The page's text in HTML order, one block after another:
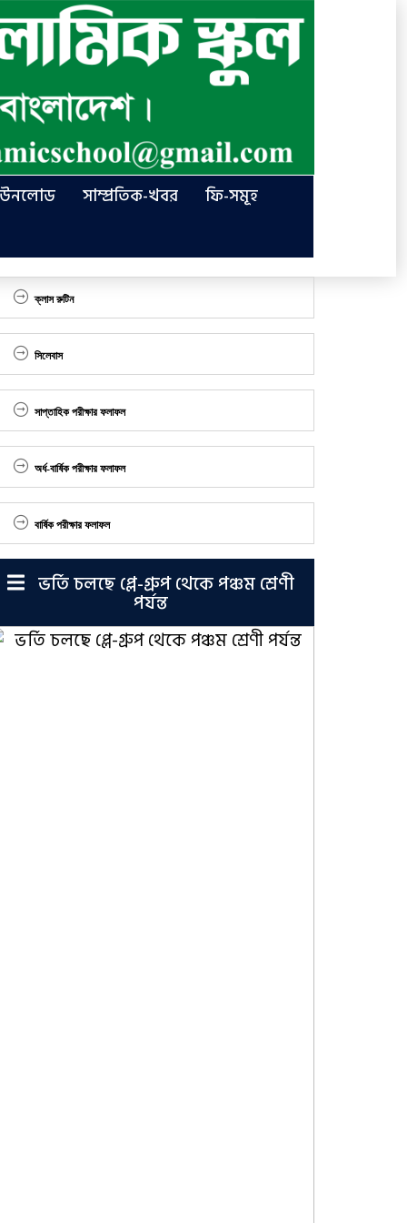
সাম্প্রতিক-খবর
ফি-সমূহ
ক্লাস রুটিন
সিলেবাস
সাপ্তাহিক পরীক্ষার ফলাফল
অর্ধ-বার্ষিক পরীক্ষার ফলাফল
বার্ষিক পরীক্ষার ফলাফল
ভর্তি চলছে প্লে-গ্রুপ থেকে পঞ্চম শ্রেণী
পর্যন্ত